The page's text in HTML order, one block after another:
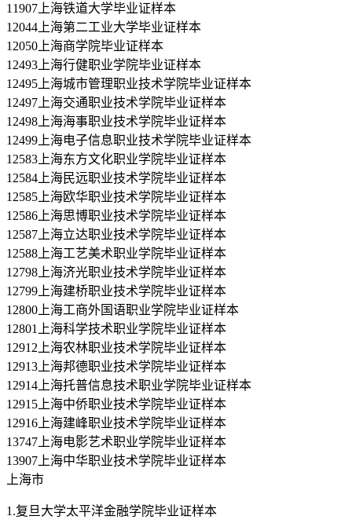
11907上海铁道大学毕业证样本
12044上海第二工业大学毕业证样本
12050上海商学院毕业证样本
12493上海行健职业学院毕业证样本
12495上海城市管理职业技术学院毕业证样本
12497上海交通职业技术学院毕业证样本
12498上海海事职业技术学院毕业证样本
12499上海电子信息职业技术学院毕业证样本
12583上海东方文化职业学院毕业证样本
12584上海民远职业技术学院毕业证样本
12585上海欧华职业技术学院毕业证样本
12586上海思博职业技术学院毕业证样本
12587上海立达职业技术学院毕业证样本
12588上海工艺美术职业学院毕业证样本
12798上海济光职业技术学院毕业证样本
12799上海建桥职业技术学院毕业证样本
12800上海工商外国语职业学院毕业证样本
12801上海科学技术职业学院毕业证样本
12912上海农林职业技术学院毕业证样本
12913上海邦德职业技术学院毕业证样本
12914上海托普信息技术职业学院毕业证样本
12915上海中侨职业技术学院毕业证样本
12916上海建峰职业技术学院毕业证样本
13747上海电影艺术职业学院毕业证样本
13907上海中华职业技术学院毕业证样本
上海市
1.复旦大学太平洋金融学院毕业证样本